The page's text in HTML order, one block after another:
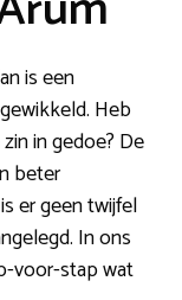
is een
Heb
in gedoe? De
beter
er geen twijfel
In ons
voor-stap wat